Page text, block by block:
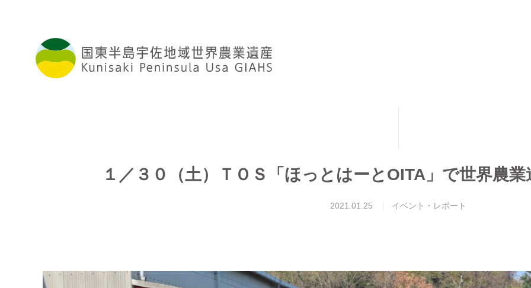
１／３０（土）ＴＯＳ「ほっとはーとOITA」で世界農
2021.01.25 イベント・レポート